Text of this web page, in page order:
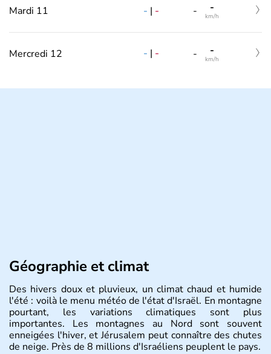
Mardi 11 - | - - -
km/h
Mercredi 12 - | - - -
km/h
Géographie et climat
Des hivers doux et pluvieux, un climat chaud et humide
l'été : voilà le menu météo de l'état d'Israël. En montagne
pourtant, les variations climatiques sont plus
importantes. Les montagnes au Nord sont souvent
enneigées l'hiver, et Jérusalem peut connaître des chutes
de neige. Près de 8 millions d'Israéliens peuplent le pays.